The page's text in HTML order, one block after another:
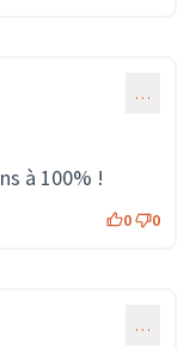
…
à 100% !
0 0
…